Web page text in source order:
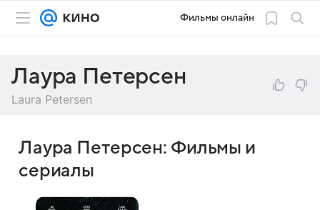
Фильмы онлайн
Лаура Петерсен
Laura Petersen
Лаура Петерсен: Фильмы и
сериалы